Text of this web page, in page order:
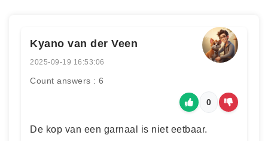
Kyano van der Veen
2025-09-19 16:53:06
Count answers : 6
0
De kop van een garnaal is niet eetbaar.